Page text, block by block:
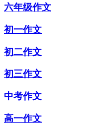
六年级作文
初一作文
初二作文
初三作文
中考作文
高一作文